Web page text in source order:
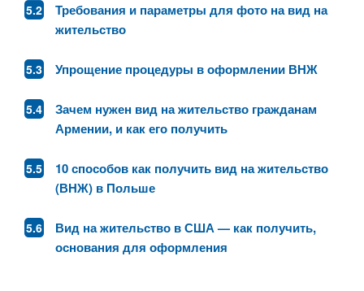
Требования и параметры для фото на вид на
жительство
Упрощение процедуры в оформлении ВНЖ
Зачем нужен вид на жительство гражданам
Армении, и как его получить
10 способов как получить вид на жительство
(ВНЖ) в Польше
Вид на жительство в США — как получить,
основания для оформления